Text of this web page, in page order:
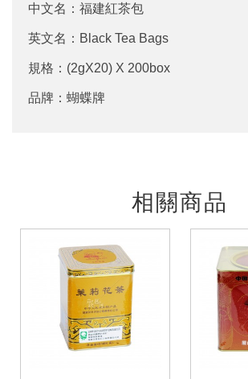
中文名：福建紅茶包
英文名：Black Tea Bags
規格：(2gX20) X 200box
品牌：蝴蝶牌
相關商品